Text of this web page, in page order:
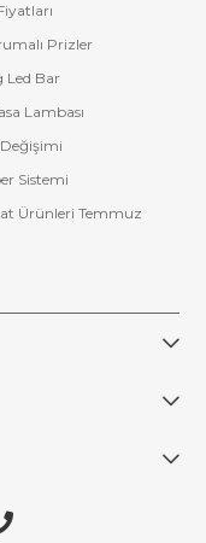
Prizler
Led Bar
Lambası
Sistemi
Ürünleri Temmuz